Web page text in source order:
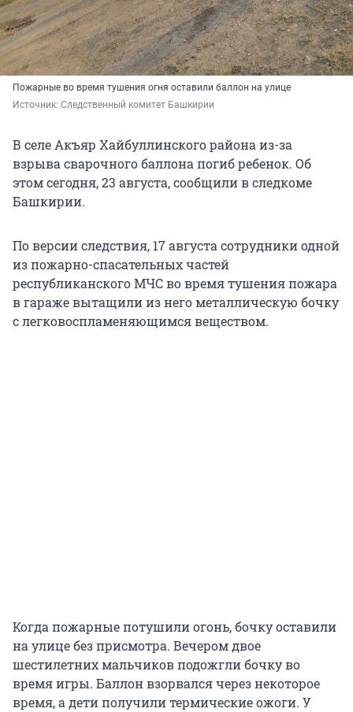
Пожарные во время тушения огня оставили баллон на улице
Источник: Следственный комитет Башкирии
В селе Акъяр Хайбуллинского района из-за
взрыва сварочного баллона погиб ребенок. Об
этом сегодня, 23 августа, сообщили в следкоме
Башкирии.
По версии следствия, 17 августа сотрудники одной
из пожарно-спасательных частей
республиканского МЧС во время тушения пожара
в гараже вытащили из него металлическую бочку
с легковоспламеняющимся веществом.
Когда пожарные потушили огонь, бочку оставили
на улице без присмотра. Вечером двое
шестилетних мальчиков подожгли бочку во
время игры. Баллон взорвался через некоторое
время, а дети получили термические ожоги. У